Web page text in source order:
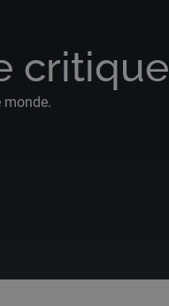
critique
monde.